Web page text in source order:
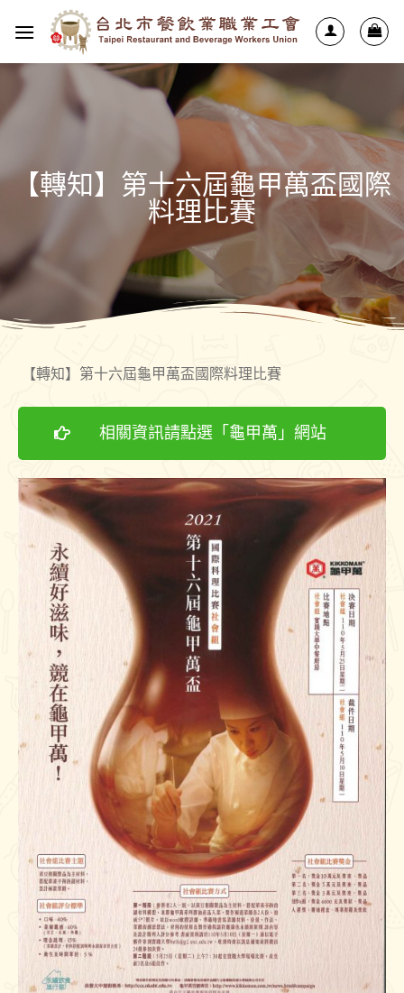
【轉知】第十六屆龜甲萬盃國際
料理比賽
【轉知】第十六屆龜甲萬盃國際料理比賽
相關資訊請點選「龜甲萬」網站